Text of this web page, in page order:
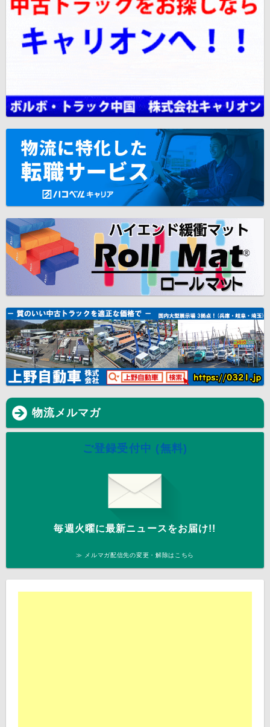
物流メルマガ
ご登録受付中 (無料)
毎週火曜に最新ニュースをお届け!!
≫ メルマガ配信先の変更・解除はこちら